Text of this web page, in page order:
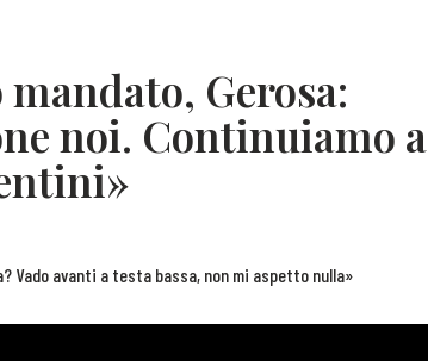
Gerosa:
noi. Continuiamo a
Vado avanti a testa bassa, non mi aspetto nulla»